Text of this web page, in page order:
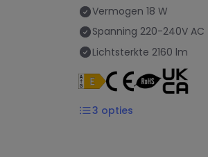
Vermogen 18 W
Spanning 220-240V AC
Lichtsterkte 2160 lm
3 opties